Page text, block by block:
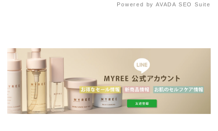
Powered by AVADA SEO Suite